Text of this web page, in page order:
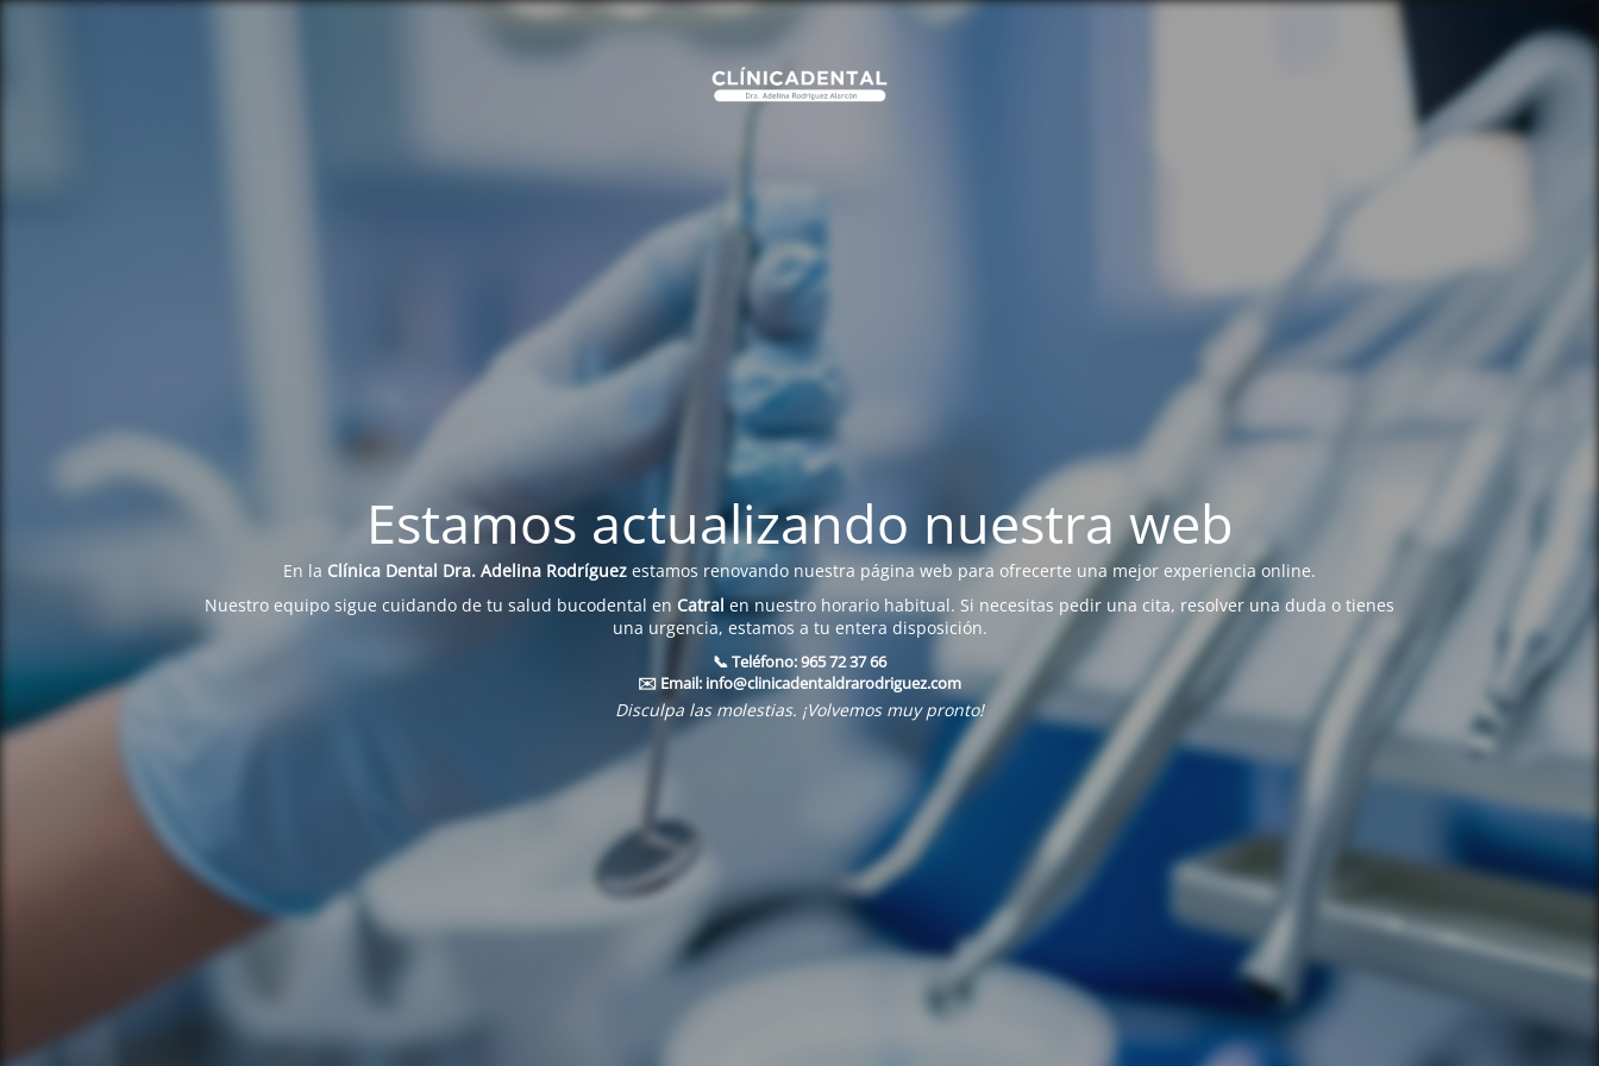
Estamos actualizando nuestra web
En la Clínica Dental Dra. Adelina Rodríguez estamos renovando nuestra página web para ofrecerte una mejor experiencia online.
Nuestro equipo sigue cuidando de tu salud bucodental en Catralen nuestro horario habitual. Si necesitas pedir una cita, resolver una duda o tienes
una urgencia, estamos a tu entera disposición.
📞 Teléfono:965 72 37 66
✉️ Email: info@clinicadentaldrarodriguez.com
Disculpa las molestias. ¡Volvemos muy pronto!